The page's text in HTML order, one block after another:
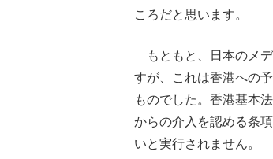
ころだと思います。
もともと、日本のメデ
すが、
これは香港への
ものでした。 香港基本
からの介入 を認める条
いと実行されません。